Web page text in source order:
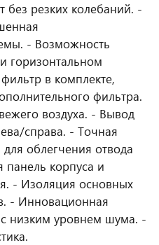
резких колебаний. -
- Возможность
горизонтальном
в комплекте,
фильтра.
воздуха. - Вывод
справа. - Точная
облегчения отвода
корпуса и
- Изоляция основных
- Инновационная
с низким уровнем шума. -